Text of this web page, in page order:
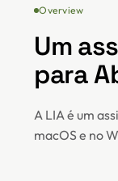
Overview
Um
para
A LIA é um
macOS e no